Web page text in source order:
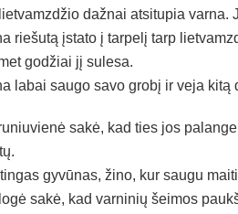
dažnai atsitupia varna.
riešutą įstato į tarpelį tarp
godžiai jį sulesa.
labai saugo savo grobį ir veja
sakė, kad ties jos
gyvūnas, žino, kur saugu
sakė, kad varninių šeimos